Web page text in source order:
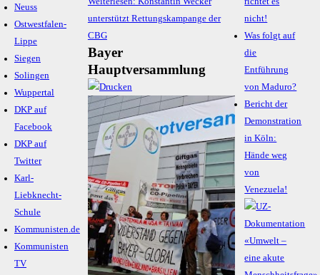
Neuss
Ostwestfalen-
Lippe
Siegen
Solingen
Wuppertal
DKP auf
Facebook
DKP auf
Twitter
Karl-
Liebknecht-
Schule
Kommunisten.de
Kommunisten
TV
unterstützt Rettungskampange der
CBG
Bayer
Hauptversammlung
nicht!
Was folgt auf
die
Entführung
von Maduro?
Bericht der
Demonstration
in Köln:
Hände weg
von
Venezuela!